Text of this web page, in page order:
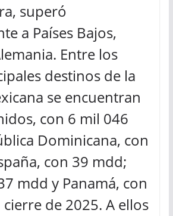
superó
a Países Bajos,
Entre los
destinos de la
se encuentran
con 6 mil 046
Dominicana, con
con 39 mdd;
mdd y Panamá, con
de 2025. A ellos